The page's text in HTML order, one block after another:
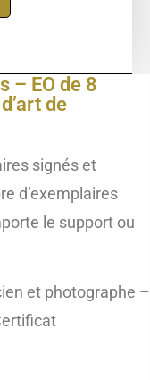
– EO de 8
de
signés et
d’exemplaires
le support ou
et photographe –